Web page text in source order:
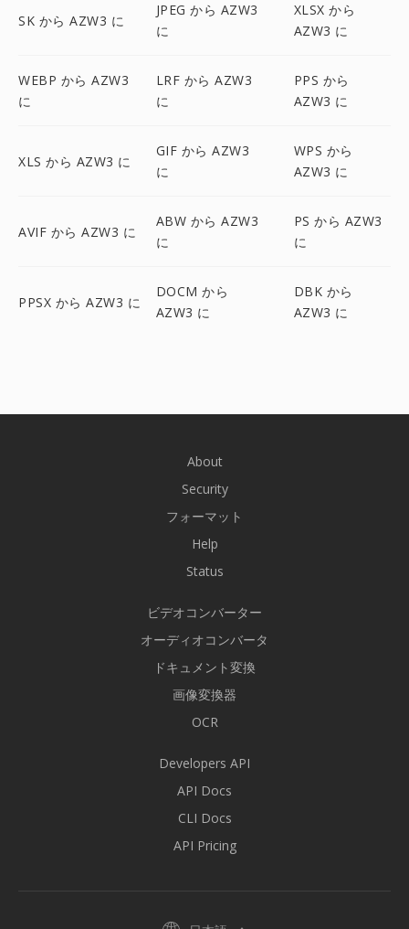
SK から AZW3 に
JPEG から AZW3
に
XLSX から
AZW3 に
WEBP から AZW3
に
LRF から AZW3
に
PPS から
AZW3 に
XLS から AZW3 に
GIF から AZW3
に
WPS から
AZW3 に
AVIF から AZW3 に
ABW から AZW3
に
PS から AZW3
に
PPSX から AZW3 に
DOCM から
AZW3 に
DBK から
AZW3 に
About
Security
フォーマット
Help
Status
ビデオコンバーター
オーディオコンバータ
ドキュメント変換
画像変換器
OCR
Developers API
API Docs
CLI Docs
API Pricing